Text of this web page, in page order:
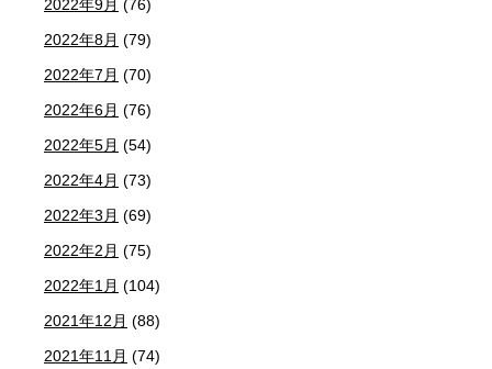
2022年9月 (76)
2022年8月 (79)
2022年7月 (70)
2022年6月 (76)
2022年5月 (54)
2022年4月 (73)
2022年3月 (69)
2022年2月 (75)
2022年1月 (104)
2021年12月 (88)
2021年11月 (74)